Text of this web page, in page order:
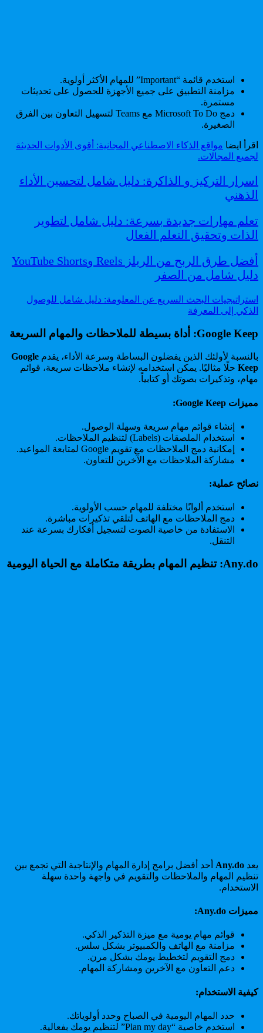
استخدم قائمة “Important” للمهام الأكثر أولوية.
مزامنة التطبيق على جميع الأجهزة للحصول على تحديثات
مستمرة.
دمج Microsoft To Do مع Teams لتسهيل التعاون بين الفرق
الصغيرة.
اقرأ ايضا مواقع الذكاء الاصطناعي المجانية: أقوى الأدوات الحديثة
لجميع المجالات.
اسرار التركيز و الذاكرة: دليل شامل لتحسين الأداء
الذهني
تعلم مهارات جديدة بسرعة: دليل شامل لتطوير
الذات وتحقيق التعلم الفعال
أفضل طرق الربح من الريلز Reels وYouTube Shorts
دليل شامل من الصفر
استراتيجيات البحث السريع عن المعلومة: دليل شامل للوصول
الذكي إلى المعرفة
Google Keep: أداة بسيطة للملاحظات والمهام السريعة
بالنسبة لأولئك الذين يفضلون البساطة وسرعة الأداء، يقدم Google
Keep حلًا مثاليًا. يمكن استخدامه لإنشاء ملاحظات سريعة، قوائم
مهام، وتذكيرات بصوتك أو كتابياً.
مميزات Google Keep:
إنشاء قوائم مهام سريعة وسهلة الوصول.
استخدام الملصقات (Labels) لتنظيم الملاحظات.
إمكانية دمج الملاحظات مع تقويم Google لمتابعة المواعيد.
مشاركة الملاحظات مع الآخرين للتعاون.
نصائح عملية:
استخدم ألوانًا مختلفة للمهام حسب الأولوية.
دمج الملاحظات مع الهاتف لتلقي تذكيرات مباشرة.
الاستفادة من خاصية الصوت لتسجيل أفكارك بسرعة عند
التنقل.
Any.do: تنظيم المهام بطريقة متكاملة مع الحياة اليومية
يعد Any.do أحد أفضل برامج إدارة المهام والإنتاجية التي تجمع بين
تنظيم المهام والملاحظات والتقويم في واجهة واحدة سهلة
الاستخدام.
مميزات Any.do:
قوائم مهام يومية مع ميزة التذكير الذكي.
مزامنة مع الهاتف والكمبيوتر بشكل سلس.
دمج التقويم لتخطيط يومك بشكل مرن.
دعم التعاون مع الآخرين ومشاركة المهام.
كيفية الاستخدام:
حدد المهام اليومية في الصباح وحدد أولوياتك.
استخدم خاصية “Plan my day” لتنظيم يومك بفعالية.